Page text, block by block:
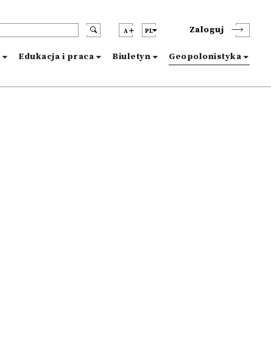
A PL Zaloguj
Edukacja i praca Biuletyn Geopolonistyka